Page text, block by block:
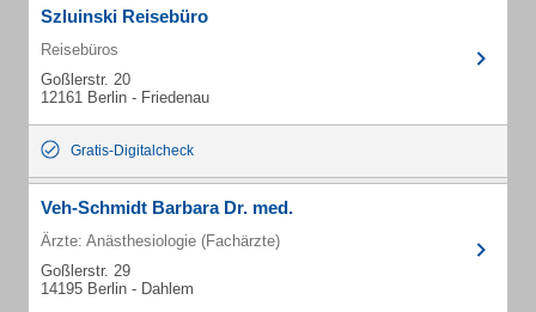
Szluinski Reisebüro
Reisebüros
Goßlerstr. 20
12161 Berlin - Friedenau
Gratis-Digitalcheck
Veh-Schmidt Barbara Dr. med.
Ärzte: Anästhesiologie (Fachärzte)
Goßlerstr. 29
14195 Berlin - Dahlem